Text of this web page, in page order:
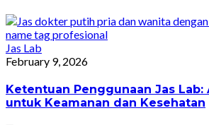
Jas Lab
February 9, 2026
Ketentuan Penggunaan Jas
untuk Keamanan dan Kesehatan